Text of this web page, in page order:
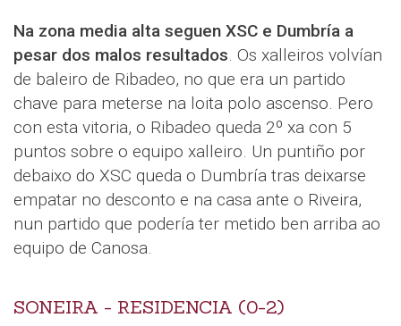
Na zona media alta seguen XSC e Dumbría a
pesar dos malos resultados. Os xalleiros volvían
de baleiro de Ribadeo, no que era un partido
chave para meterse na loita polo ascenso. Pero
con esta vitoria, o Ribadeo queda 2º xa con 5
puntos sobre o equipo xalleiro. Un puntiño por
debaixo do XSC queda o Dumbría tras deixarse
empatar no desconto e na casa ante o Riveira,
nun partido que podería ter metido ben arriba ao
equipo de Canosa.
SONEIRA - RESIDENCIA (0-2)